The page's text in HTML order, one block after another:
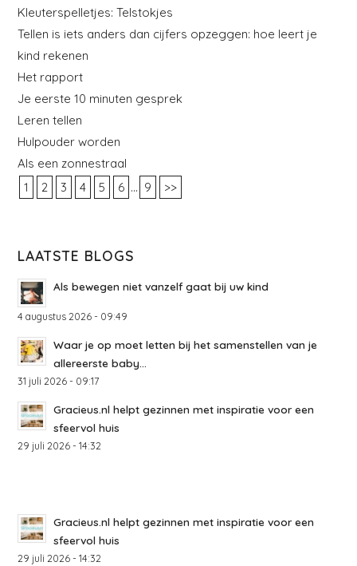
Kleuterspelletjes: Telstokjes
Tellen is iets anders dan cijfers opzeggen: hoe leert je
kind rekenen
Het rapport
Je eerste 10 minuten gesprek
Leren tellen
Hulpouder worden
Als een zonnestraal
1
2 3 4 5 6 ... 9 >>
LAATSTE BLOGS
Als bewegen niet vanzelf gaat bij uw kind
4 augustus 2026 - 09:49
Waar je op moet letten bij het samenstellen van je
allereerste baby...
31 juli 2026 - 09:17
Gracieus.nl helpt gezinnen met inspiratie voor een
sfeervol huis
29 juli 2026 - 14:32
Gracieus.nl helpt gezinnen met inspiratie voor een
sfeervol huis
29 juli 2026 - 14:32